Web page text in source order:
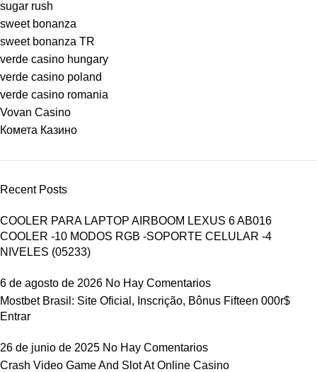
sugar rush
sweet bonanza
sweet bonanza TR
verde casino hungary
verde casino poland
verde casino romania
Vovan Casino
Комета Казино
Recent Posts
COOLER PARA LAPTOP AIRBOOM LEXUS 6 AB016
COOLER -10 MODOS RGB -SOPORTE CELULAR -4
NIVELES (05233)
6 de agosto de 2026 No Hay Comentarios
Mostbet Brasil: Site Oficial, Inscrição, Bônus Fifteen 000r$
Entrar
26 de junio de 2025 No Hay Comentarios
Crash Video Game And Slot At Online Casino